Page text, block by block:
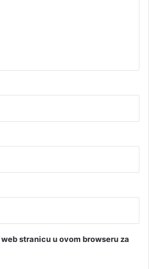
stranicu u ovom browseru za